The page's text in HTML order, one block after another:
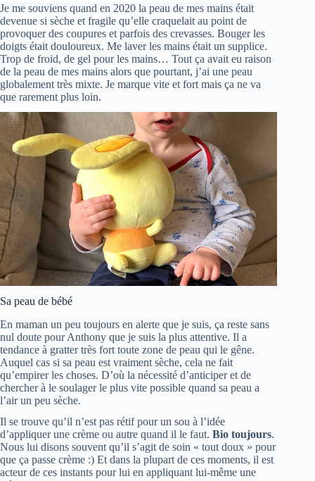
Je me souviens quand en 2020 la peau de mes mains était
devenue si sèche et fragile qu’elle craquelait au point de
provoquer des coupures et parfois des crevasses. Bouger les
doigts était douloureux. Me laver les mains était un supplice.
Trop de froid, de gel pour les mains… Tout ça avait eu raison
de la peau de mes mains alors que pourtant, j’ai une peau
globalement très mixte. Je marque vite et fort mais ça ne va
que rarement plus loin.
Sa peau de bébé
En maman un peu toujours en alerte que je suis, ça reste sans
nul doute pour Anthony que je suis la plus attentive. Il a
tendance à gratter très fort toute zone de peau qui le gêne.
Auquel cas si sa peau est vraiment sèche, cela ne fait
qu’empirer les choses. D’où la nécessité d’anticiper et de
chercher à le soulager le plus vite possible quand sa peau a
l’air un peu sèche.
Il se trouve qu’il n’est pas rétif pour un sou à l’idée
d’appliquer une crème ou autre quand il le faut. Bio toujours.
Nous lui disons souvent qu’il s’agit de soin « tout doux » pour
que ça passe crème :) Et dans la plupart de ces moments, il est
acteur de ces instants pour lui en appliquant lui-même une